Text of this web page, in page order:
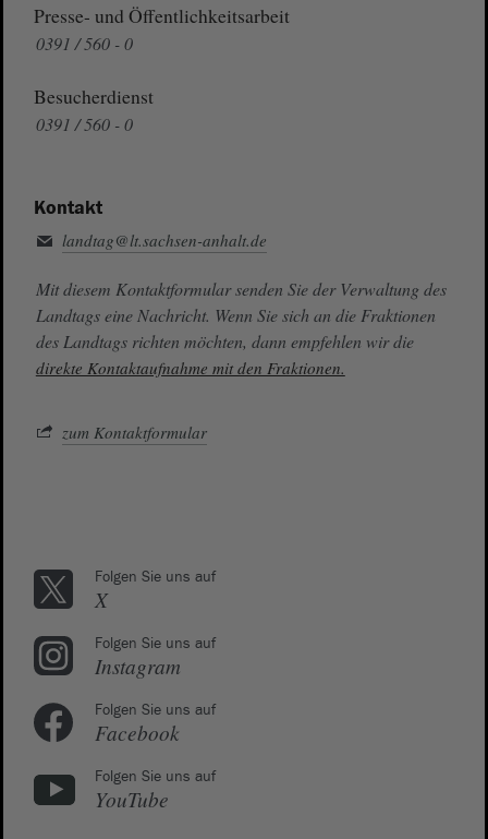
Presse- und Öffentlichkeitsarbeit
0391 / 560 - 0
Besucherdienst
0391 / 560 - 0
Kontakt
landtag@lt.sachsen-anhalt.de
Mit diesem Kontaktformular senden Sie der Verwaltung des
Landtags eine Nachricht. Wenn Sie sich an die Fraktionen
des Landtags richten möchten, dann empfehlen wir die
direkte Kontaktaufnahme mit den Fraktionen.
zum Kontaktformular
Folgen Sie uns auf
X
Folgen Sie uns auf
Instagram
Folgen Sie uns auf
Facebook
Folgen Sie uns auf
YouTube